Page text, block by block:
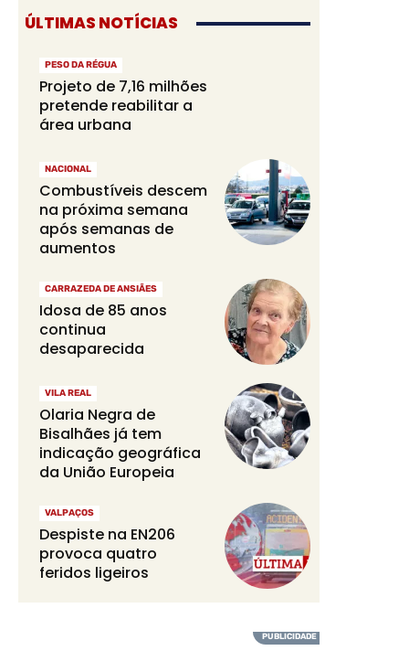
ÚLTIMAS NOTÍCIAS
PESO DA RÉGUA
Projeto de 7,16 milhões
pretende reabilitar a
área urbana
NACIONAL
Combustíveis descem
na próxima semana
após semanas de
aumentos
CARRAZEDA DE ANSIÃES
Idosa de 85 anos
continua
desaparecida
VILA REAL
Olaria Negra de
Bisalhães já tem
indicação geográfica
da União Europeia
VALPAÇOS
Despiste na EN206
provoca quatro
feridos ligeiros